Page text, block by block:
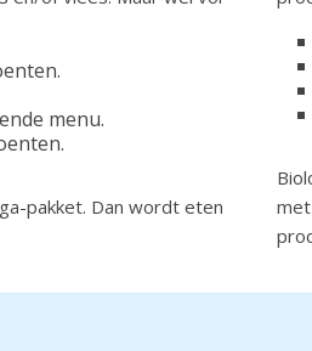
menu.
pakket. Dan wordt eten